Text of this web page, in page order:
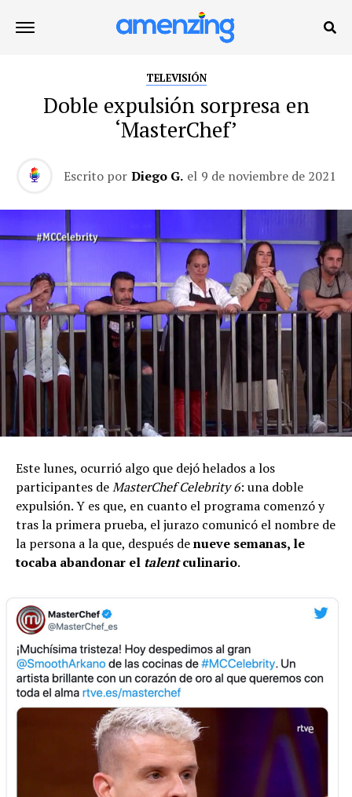
TELEVISIÓN
Doble expulsión sorpresa en
‘MasterChef’
Escrito por Diego G. el 9 de noviembre de 2021
Este lunes, ocurrió algo que dejó helados a los
participantes deMasterChef Celebrity 6: una doble
expulsión. Y es que, en cuanto el programa comenzó y
tras la primera prueba, el jurazo comunicó el nombre de
la persona a la que, después denueve semanas, le
tocaba abandonar el talentculinario.